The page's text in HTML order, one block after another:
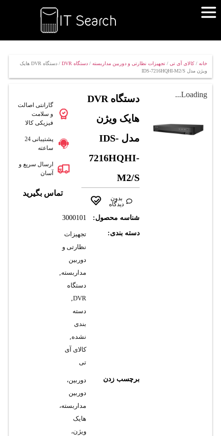
خانه/ کالای آی تی/ تجهیزات نظارتی و دوربین مداربسته/ دستگاه DVR
/ دستگاه DVR هایک
ویژن مدل IDS-7216HQHI-M2/S
Loading...
دستگاه DVR
هایک ویژن
مدل IDS-
7216HQHI-
M2/S
بدون
دیدگاه
شناسه محصول: 3000101
دسته بندی:
تجهیزات
نظارتی و
دوربین
مداربسته,
دستگاه
DVR
,
دسته
بندی
نشده,
کالای آی
تی
برچسب زدن
دوربین،
دوربین
مداربسته،
هایک
ویژن،
گارانتی اصالت
و سلامت
فیزیکی کالا
پشتیبانی 24
ساعته
ارسال سریع و
آسان
تماس بگیرید